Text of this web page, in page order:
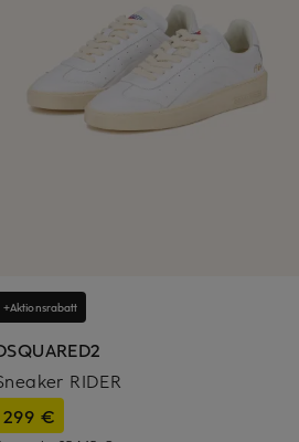
+Aktionsrabatt
RIDER
299 €